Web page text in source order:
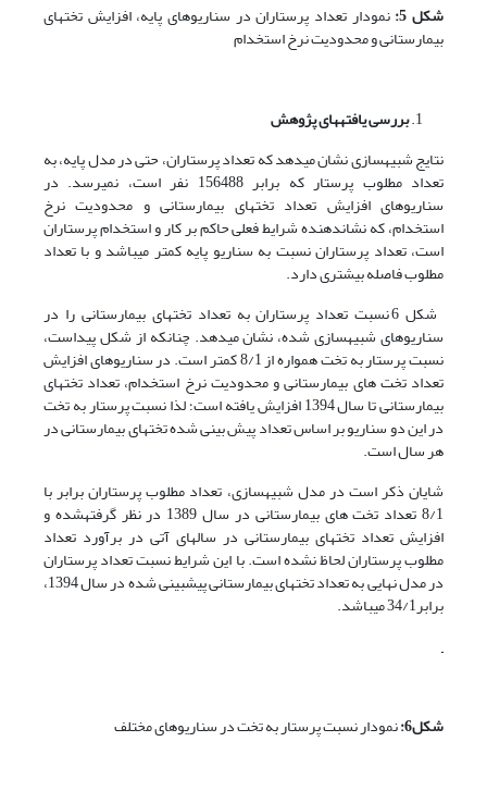
شکل 5: نمودار تعداد پرستاران در سناریوهای پایه، افزایش تخت­های
بیمارستانی و محدودیت نرخ استخدام
بررسی یافته­های پژوهش
نتایج شبیه­سازی نشان می­دهد که تعداد پرستاران، حتی در مدل پایه، به
تعداد مطلوب پرستار که برابر 156488 نفر است، نمی­رسد. در
سناریوهای افزایش تعداد تخت­های بیمارستانی و محدودیت نرخ
استخدام، که نشان­دهنده شرایط فعلی حاکم بر کار و استخدام پرستاران
است، تعداد پرستاران نسبت به سناریو پایه کمتر می­باشد و با تعداد
مطلوب فاصله بیشتری دارد.
شکل 6 نسبت تعداد پرستاران به تعداد تخت­های بیمارستانی را در
سناریوهای شبیه­سازی شده، نشان می­دهد. چنان­که از شکل پیداست،
نسبت پرستار به تخت همواره از 8/1 کمتر است. در سناریوهای افزایش
تعداد تخت های بیمارستانی و محدودیت نرخ استخدام، تعداد تخت­های
بیمارستانی تا سال 1394 افزایش یافته است؛ لذا نسبت پرستار به تخت
در این دو سناریو بر اساس تعداد پیش بینی شده تخت­های بیمارستانی در
هر سال است.
شایان ذکر است در مدل شبیه­سازی، تعداد مطلوب پرستاران برابر با
8/1 تعداد تخت های بیمارستانی در سال 1389 در نظر گرفته­شده و
افزایش تعداد تخت­های بیمارستانی در سال­های آتی در برآورد تعداد
مطلوب پرستاران لحاظ نشده است. با این شرایط نسبت تعداد پرستاران
در مدل نهایی به تعداد تخت­های بیمارستانی پیش­بینی شده در سال 1394،
برابر34/1 می­باشد.
شکل6: نمودار نسبت پرستار به تخت در سناریوهای مختلف